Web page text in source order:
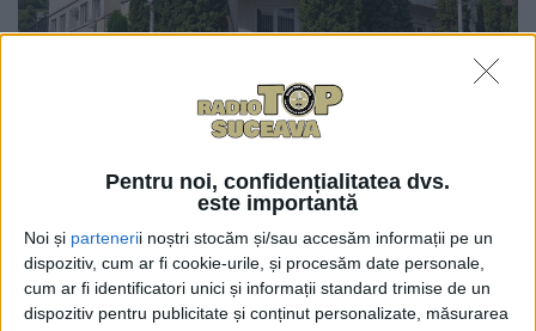
Pentru noi, confidențialitatea dvs.
este importantă
Noi și partenerii noștri stocăm și/sau accesăm informații pe un
dispozitiv, cum ar fi cookie-urile, și procesăm date personale,
cum ar fi identificatori unici și informații standard trimise de un
dispozitiv pentru publicitate și conținut personalizate, măsurarea
demolat peste 1.000 de garaje și de magazii de pe
domeniul public, iar în locul lor a amenajat locuri de
parcare. Și la Suceava se dorește de o bună bucată